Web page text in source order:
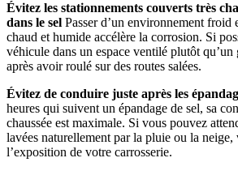
Évitez les stationnements couverts très
dans le sel Passer d’un environnement froid
chaud et humide accélère la corrosion. Si
véhicule dans un espace ventilé plutôt qu’un
après avoir roulé sur des routes salées.
Évitez de conduire juste après les
heures qui suivent un épandage de sel, sa
chaussée est maximale. Si vous pouvez
lavées naturellement par la pluie ou la neige,
l’exposition de votre carrosserie.